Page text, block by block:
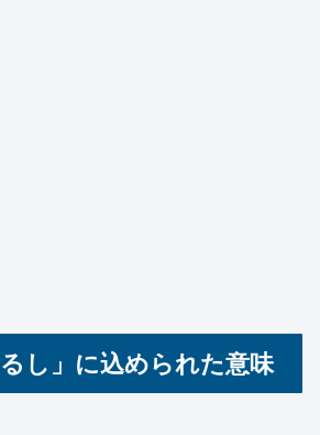
し」に込められた意味